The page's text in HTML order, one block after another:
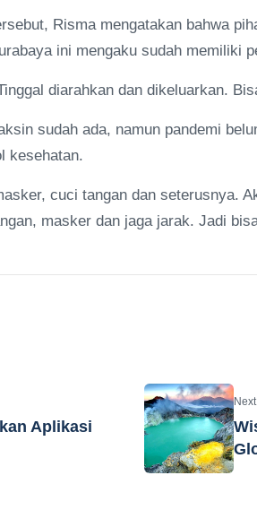
Risma mengatakan bahwa
ini mengaku sudah memiliki
diarahkan dan dikeluarkan.
sudah ada, namun pandemi
kesehatan.
cuci tangan dan seterusnya.
masker dan jaga jarak. Jadi
Aplikasi